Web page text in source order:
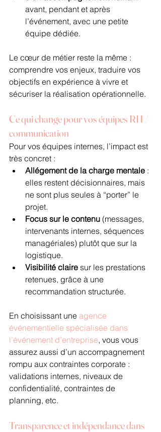
avant, pendant et après
l’événement, avec une petite
équipe dédiée.
Le cœur de métier reste la même :
comprendre vos enjeux, traduire vos
objectifs en expérience à vivre et
sécuriser la réalisation opérationnelle.
Ce qui change pour vos équipes RH /
communication
Pour vos équipes internes, l’impact est
très concret :
Allégement de la charge mentale :
elles restent décisionnaires, mais
ne sont plus seules à “porter” le
projet.
Focus sur le contenu (messages,
intervenants internes, séquences
managériales) plutôt que sur la
logistique.
Visibilité claire sur les prestations
retenues, grâce à une
recommandation structurée.
En choisissant une agence
événementielle spécialisée dans
l’événement d’entreprise, vous vous
assurez aussi d’un accompagnement
rompu aux contraintes corporate :
validations internes, niveaux de
confidentialité, contraintes de
planning, etc.
Transparence et indépendance dans